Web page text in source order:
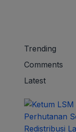
Trending
Comments
Latest